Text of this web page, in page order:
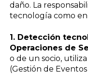
daño. La
tecnología como en
1. Detección
Operaciones de
o de un socio,
(Gestión de